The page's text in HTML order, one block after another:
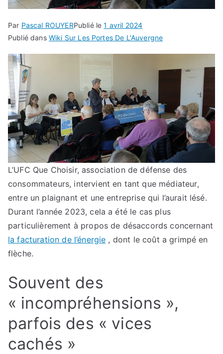
Par Pascal ROUYERPublié le1 avril 2024
Publié dans Wiki Sur Les Portes De L'Auvergne
L’UFC Que Choisir, association de défense des
consommateurs, intervient en tant que médiateur,
entre un plaignant et une entreprise qui l’aurait lésé.
Durant l’année 2023, cela a été le cas plus
particulièrement à propos de désaccords concernant
la facturation de l’énergie , dont le coût a grimpé en
flèche.
Souvent des
« incompréhensions »,
parfois des « vices
cachés »